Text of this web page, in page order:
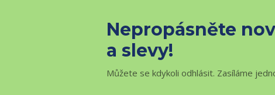
Nepropásněte
a slevy!
Můžete se kdykoli odhlásit. Zasíláme